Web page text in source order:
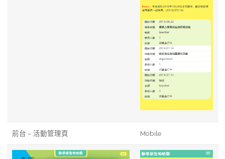
前台 – 活動管理頁 Mobile